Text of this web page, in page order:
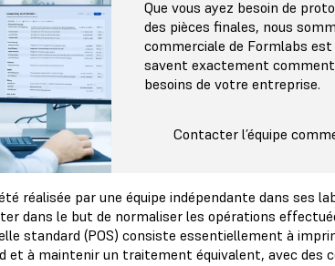
Que vous ayez besoin de
des pièces finales, nous
commerciale de Formlabs
savent exactement
besoins de votre entreprise.
Contacter l’équipe
réalisée par une équipe indépendante dans ses
dans le but de normaliser les opérations
standard (POS) consiste essentiellement à
et à maintenir un traitement équivalent, avec des